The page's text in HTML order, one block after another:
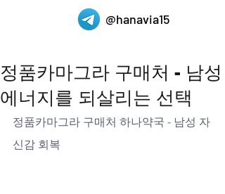
@hanavia15
정품카마그라 구매처 - 남성
에너지를 되살리는 선택
정품카마그라 구매처 하나약국 - 남성 자
신감 회복